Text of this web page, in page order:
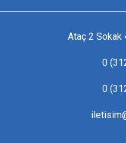
Ataç 2 Sokak
0
0